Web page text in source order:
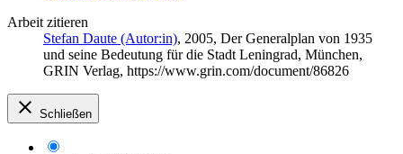
Arbeit zitieren
Stefan Daute (Autor:in), 2005, Der Generalplan von 1935
und seine Bedeutung für die Stadt Leningrad, München,
GRIN Verlag, https://www.grin.com/document/86826
Schließen